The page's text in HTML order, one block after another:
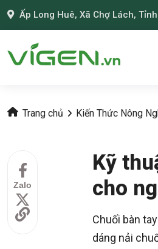
Ấp Long Huê, Xã Chợ Lách,
Trang chủ Kiến Thức Nông
Zalo
Kỹ
cho
Chuối bàn
dáng nải